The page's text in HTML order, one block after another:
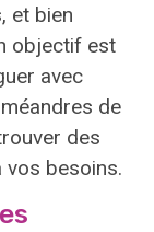
et bien
objectif est
avec
de
des
vos besoins.